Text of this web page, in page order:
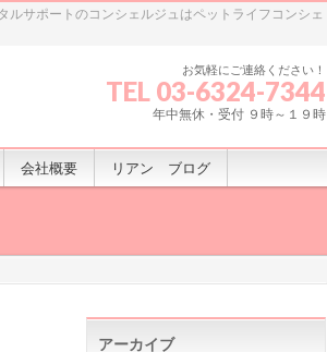
サポートのコンシェルジュはペットライフコンシェ
お気軽にご連絡ください！
TEL 03-6324-7344
年中無休・受付 ９時～１９時
会社概要 リアン ブログ
アーカイブ